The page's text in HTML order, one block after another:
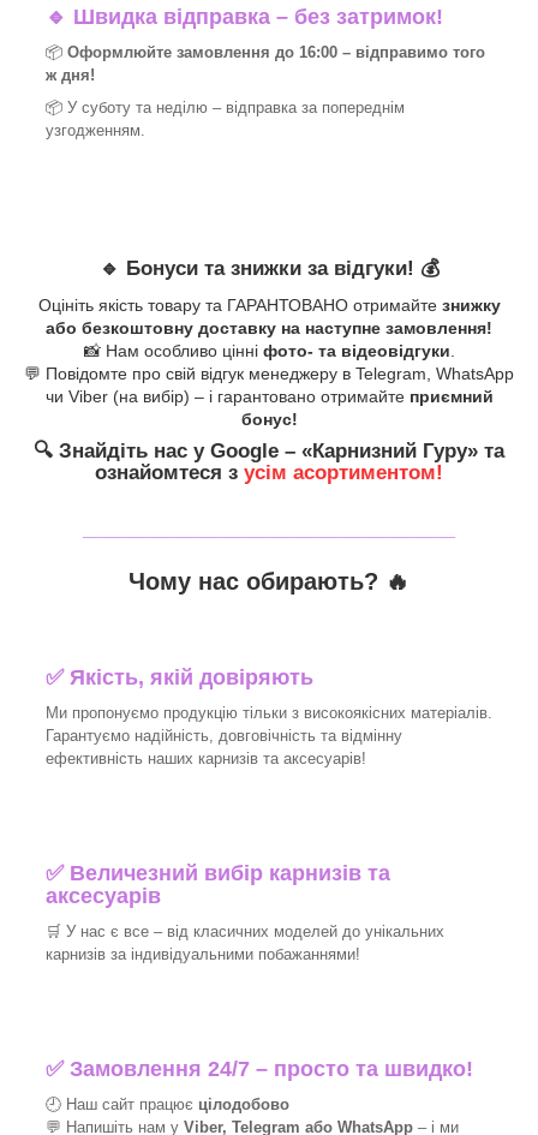
🔹 Швидка відправка – без затримок!
📦 Оформлюйте замовлення до 16:00 – відправимо того
ж дня!
📦 У суботу та неділю – відправка за попереднім
узгодженням.
🔹 Бонуси та знижки за відгуки! 💰
Оцініть якість товару та ГАРАНТОВАНО отримайте знижку
або безкоштовну доставку на наступне замовлення!
📸 Нам особливо цінні фото- та відеовідгуки.
💬 Повідомте про свій відгук менеджеру в Telegram, WhatsApp
чи Viber (на вибір) – і гарантовано отримайте приємний
бонус!
🔍 Знайдіть нас у Google – «Карнизний Гуру» та
ознайомтеся з усім асортиментом!
Чому нас обирають? 🔥
✅Якість, якій довіряють
Ми пропонуємо продукцію тільки з високоякісних матеріалів.
Гарантуємо надійність, довговічність та відмінну
ефективність наших карнизів та аксесуарів!​
✅ Величезний вибір карнизів та
аксесуарів
🛒 У нас є все – від класичних моделей до унікальних
карнизів за індивідуальними побажаннями!​
✅Замовлення 24/7 – просто та швидко!
🕘 Наш сайт працює цілодобово
💬 Напишіть нам у Viber, Telegram або WhatsApp – і ми